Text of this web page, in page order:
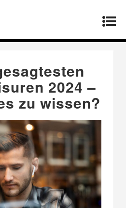
was gibt es zu wissen?
2024 –
zu wissen?